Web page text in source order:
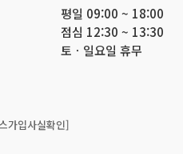
평일 09:00 ~ 18:00
점심 12:30 ~ 13:30
토ㆍ일요일 휴무
가입사실확인]